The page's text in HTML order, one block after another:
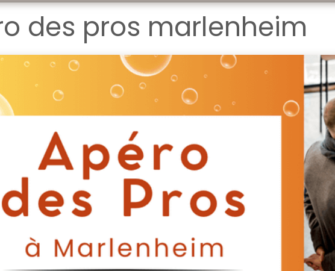
des pros marlenheim